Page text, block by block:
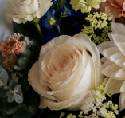
Out of stock
гортензия,
французская , диантус